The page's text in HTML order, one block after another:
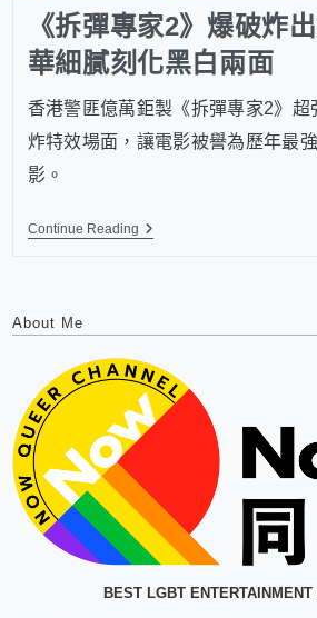
《拆彈專家2》爆破炸
華細膩刻化黑白兩面
香港警匪億萬鉅製《拆彈專家2》超
炸特效場面，讓電影被譽為歷年最
影。
Continue Reading
About Me
BEST LGBT ENTERTAINMENT